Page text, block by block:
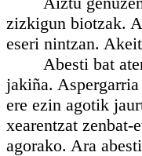
zizkigun biotzak.
eseri nintzan.
Abesti bat atera
jakiña.
ere ezin agotik
xearentzat zenbat-
agorako. Ara